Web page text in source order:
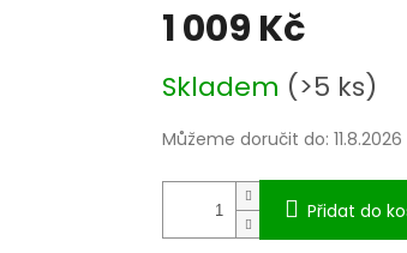
1 009 Kč
cena:
Skladem (>5 ks)
Můžeme doručit do: 11.8.2026
Přidat do